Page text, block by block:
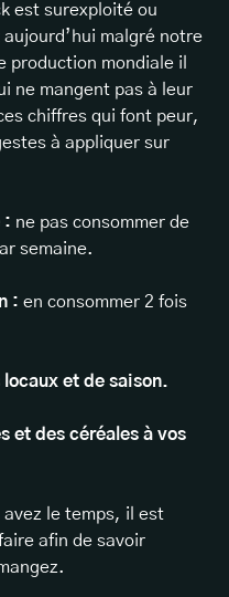
est surexploité ou
malgré notre
production mondiale il
ne mangent pas à leur
chiffres qui font peur,
à appliquer sur
: ne pas consommer de
semaine.
: en consommer 2 fois
et de saison.
et des céréales à vos
avez le temps, il est
afin de savoir